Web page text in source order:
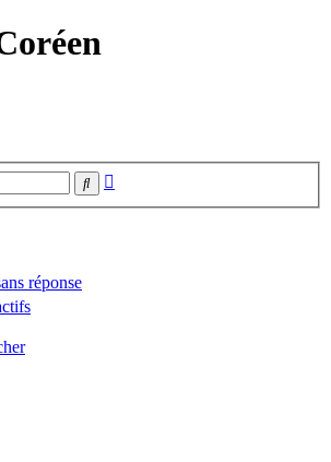
Rechercher
réponse